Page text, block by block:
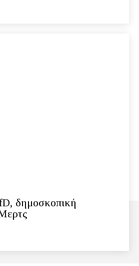
δημοσκοπική